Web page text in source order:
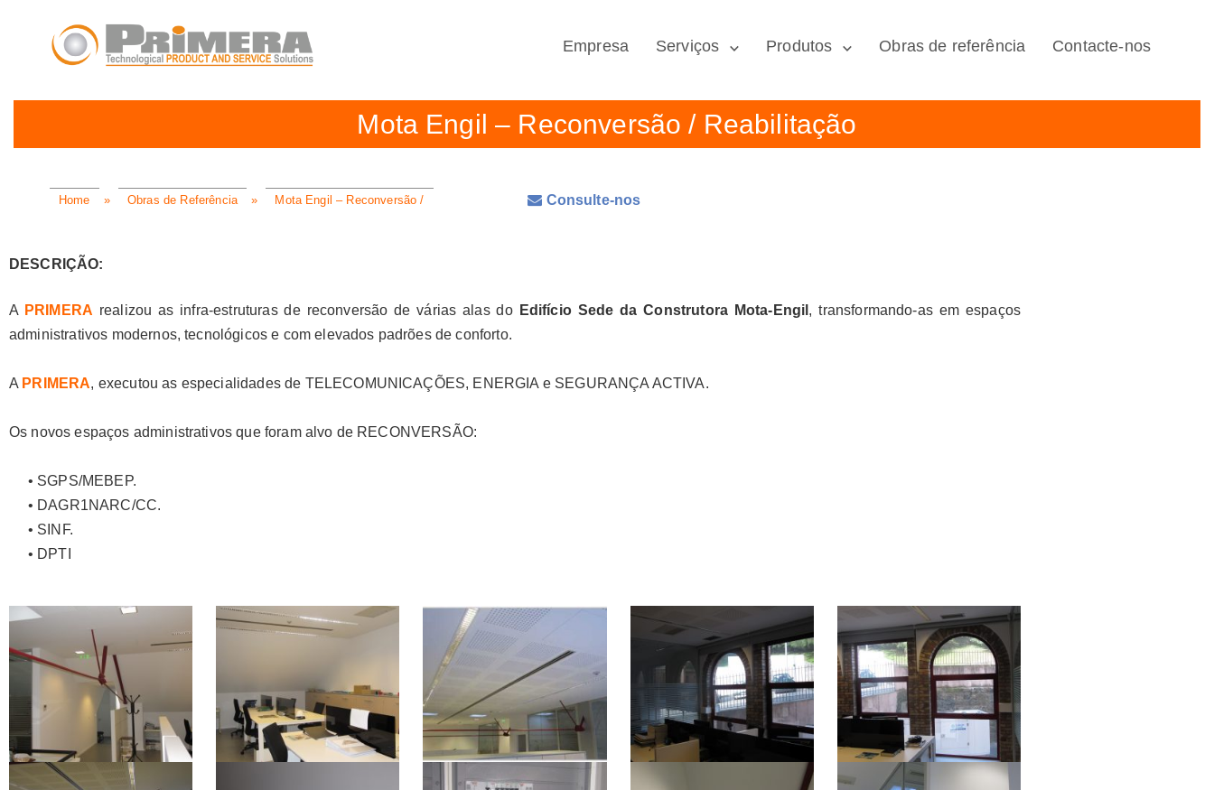
Empresa Serviços Produtos Obras de referência Contacte-nos
Mota Engil – Reconversão / Reabilitação
Home » Obras de Referência » Mota Engil – Reconversão / Consulte-nos
DESCRIÇÃO:
A PRIMERA realizou as infra-estruturas de reconversão de várias alas do Edifício Sede da Construtora Mota-Engil , transformando-as em espaços
administrativos modernos, tecnológicos e com elevados padrões de conforto.
A PRIMERA, executou as especialidades de TELECOMUNICAÇÕES, ENERGIA e SEGURANÇA ACTIVA.
Os novos espaços administrativos que foram alvo de RECONVERSÃO:
• SGPS/MEBEP.
• DAGR1NARC/CC.
• SINF.
• DPTI